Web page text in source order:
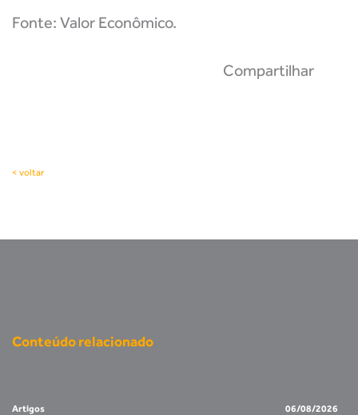
Fonte: Valor Econômico.
Compartilhar
< voltar
Conteúdo relacionado
Artigos 06/08/2026